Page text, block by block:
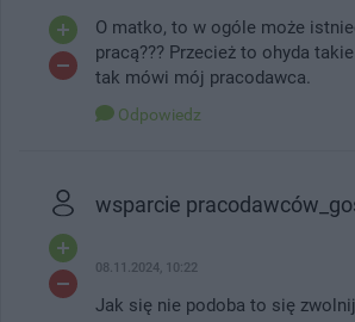
O matko, to w ogóle może
pracą??? Przecież to ohyda
tak mówi mój pracodawca.
Odpowiedz
wsparcie
08.11.2024, 10:22
Jak się nie podoba to się